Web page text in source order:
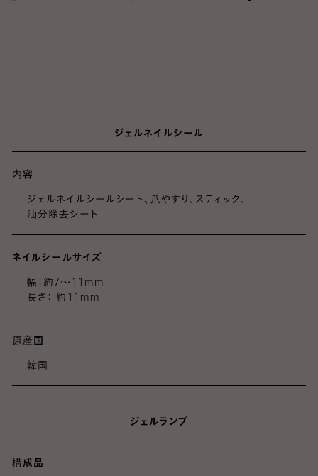
ジェルネイルシール
内容
ジェルネイルシールシート、爪やすり、スティック、
油分除去シート
ネイルシールサイズ
幅：約7～11mm
長さ： 約11mm
原産国
韓国
ジェルランプ
構成品